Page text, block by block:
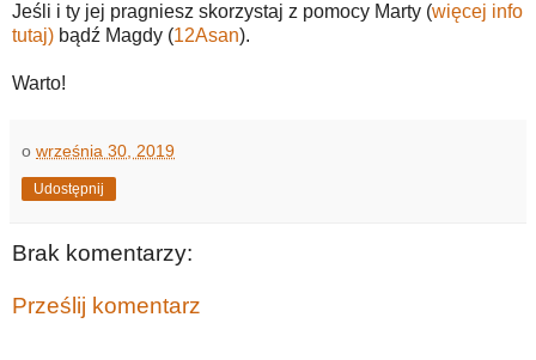
Jeśli i ty jej pragniesz skorzystaj z pomocy Marty (więcej info
tutaj) bądź Magdy (12Asan).
Warto!
o września 30, 2019
Udostępnij
Brak komentarzy:
Prześlij komentarz